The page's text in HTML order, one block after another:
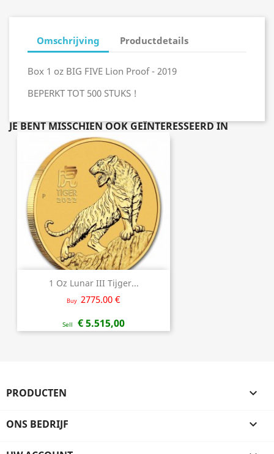
Omschrijving Productdetails
Box 1 oz BIG FIVE Lion Proof - 2019
BEPERKT TOT 500 STUKS !
JE BENT MISSCHIEN OOK GEÏNTERESSEERD IN
1 Oz Lunar III Tijger...
Buy 2775.00 €
Sell € 5.515,00
PRODUCTEN 
ONS BEDRIJF 